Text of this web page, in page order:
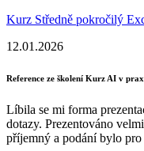
Kurz Středně pokročilý
12.01.2026
Reference ze školení Kurz AI v
Líbila se mi forma
dotazy. Prezentováno
příjemný a podání bylo